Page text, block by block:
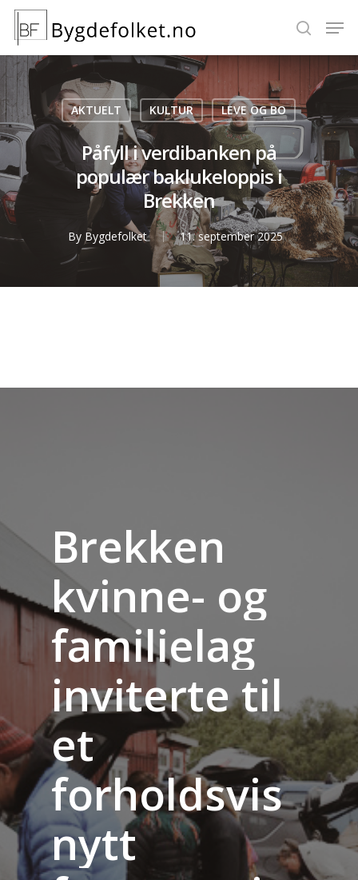
Hit enter to search or ESC to close
AKTUELT KULTUR LEVE OG BO
Påfyll i verdibanken på
populær baklukeloppis i
Brekken
By Bygdefolket 11. september 2025
Brekken
kvinne- og
familielag
invitertetil
et
forholdsvis
nytt